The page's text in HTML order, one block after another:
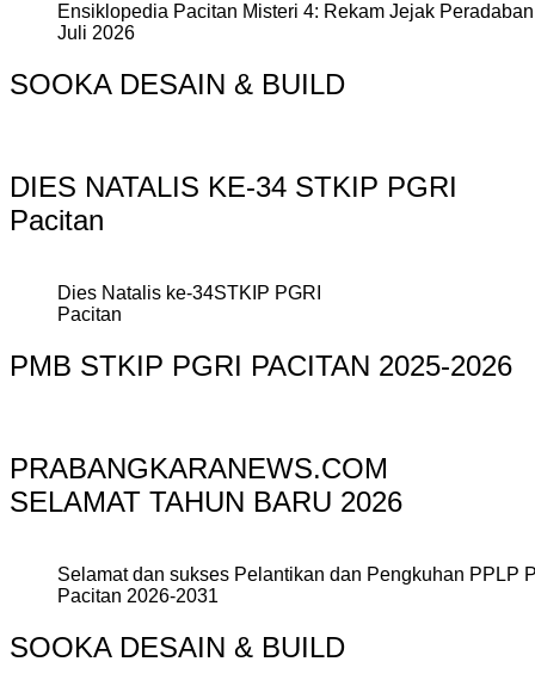
Ensiklopedia Pacitan Misteri 4: Rekam Jejak
Juli 2026
SOOKA DESAIN & BUILD
DIES NATALIS KE-34 STKIP PGRI
Pacitan
Dies Natalis ke-34STKIP PGRI
Pacitan
PMB STKIP PGRI PACITAN 2025-2026
PRABANGKARANEWS.COM
SELAMAT TAHUN BARU 2026
Selamat dan sukses Pelantikan dan Pengkuhan PPLP
Pacitan 2026-2031
SOOKA DESAIN & BUILD